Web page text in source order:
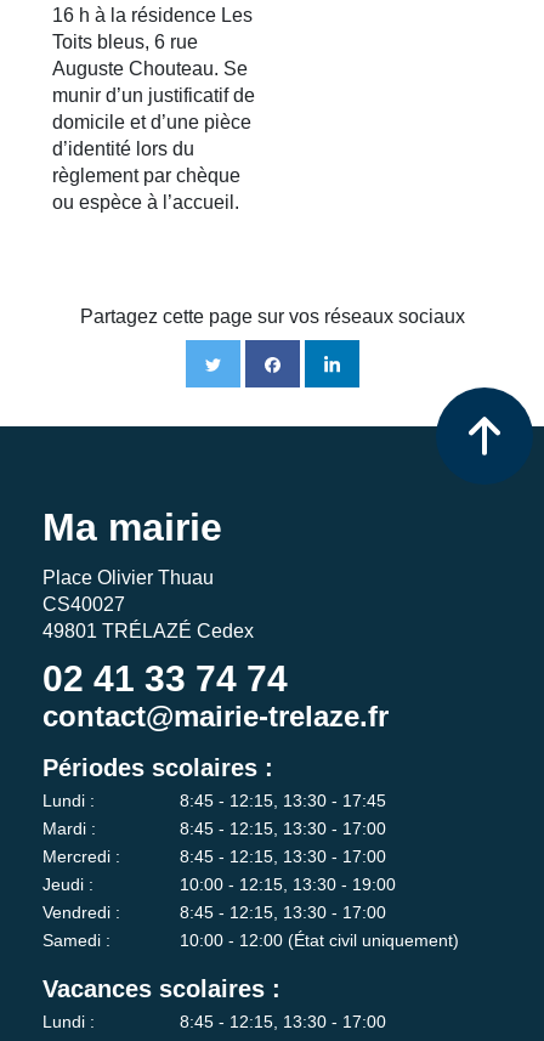
16 h à la résidence Les
Toits bleus, 6 rue
Auguste Chouteau. Se
munir d’un justificatif de
domicile et d’une pièce
d’identité lors du
règlement par chèque
ou espèce à l’accueil.
Partagez cette page sur vos réseaux sociaux
Ma mairie
Place Olivier Thuau
CS40027
49801 TRÉLAZÉ Cedex
02 41 33 74 74
contact@mairie-trelaze.fr
Périodes scolaires :
Lundi :
8:45 - 12:15, 13:30 - 17:45
Mardi :
8:45 - 12:15, 13:30 - 17:00
Mercredi :
8:45 - 12:15, 13:30 - 17:00
Jeudi :
10:00 - 12:15, 13:30 - 19:00
Vendredi :
8:45 - 12:15, 13:30 - 17:00
Samedi :
10:00 - 12:00 (État civil uniquement)
Vacances scolaires :
Lundi : 8:45 - 12:15, 13:30 - 17:00